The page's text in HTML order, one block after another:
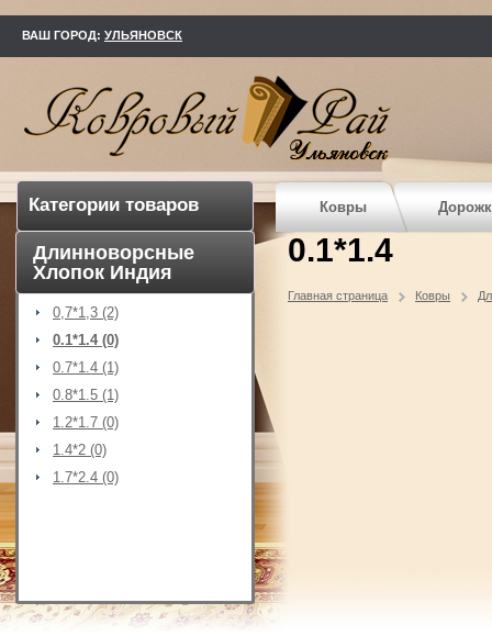
ВАШ ГОРОД: УЛЬЯНОВСК
Категории товаров Ковры
Длинноворсные
Хлопок Индия
0,7*1,3 (2)
0.1*1.4 (0)
0.7*1.4 (1)
0.8*1.5 (1)
1.2*1.7 (0)
1.4*2 (0)
1.7*2.4 (0)
0.1*1.4
Главная страница Ковры